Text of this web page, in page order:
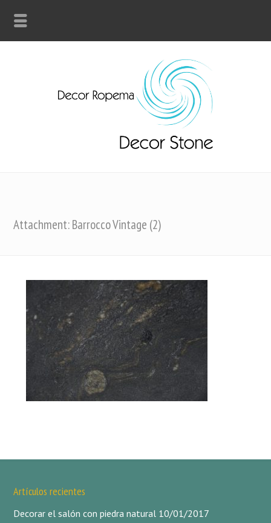
Attachment: Barrocco Vintage (2)
Artículos recientes
Decorar el salón con piedra natural 10/01/2017